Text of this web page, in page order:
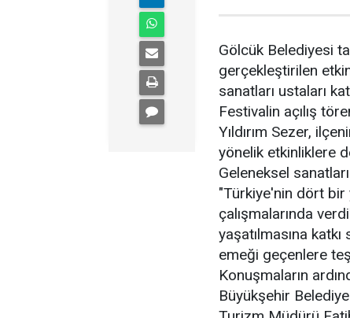
Gölcük Belediyesi
gerçekleştirilen
sanatları ustaları
Festivalin açılış
Yıldırım Sezer,
yönelik etkinliklere
Geleneksel
"Türkiye'nin dört bir
çalışmalarında
yaşatılmasına
emeği geçenlere
Konuşmaların
Büyükşehir